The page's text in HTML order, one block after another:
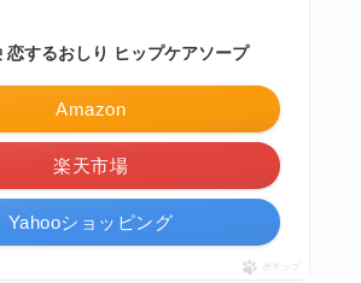
恋するおしり ヒップケアソープ
Amazon
楽天市場
Yahooショッピング
ポチップ